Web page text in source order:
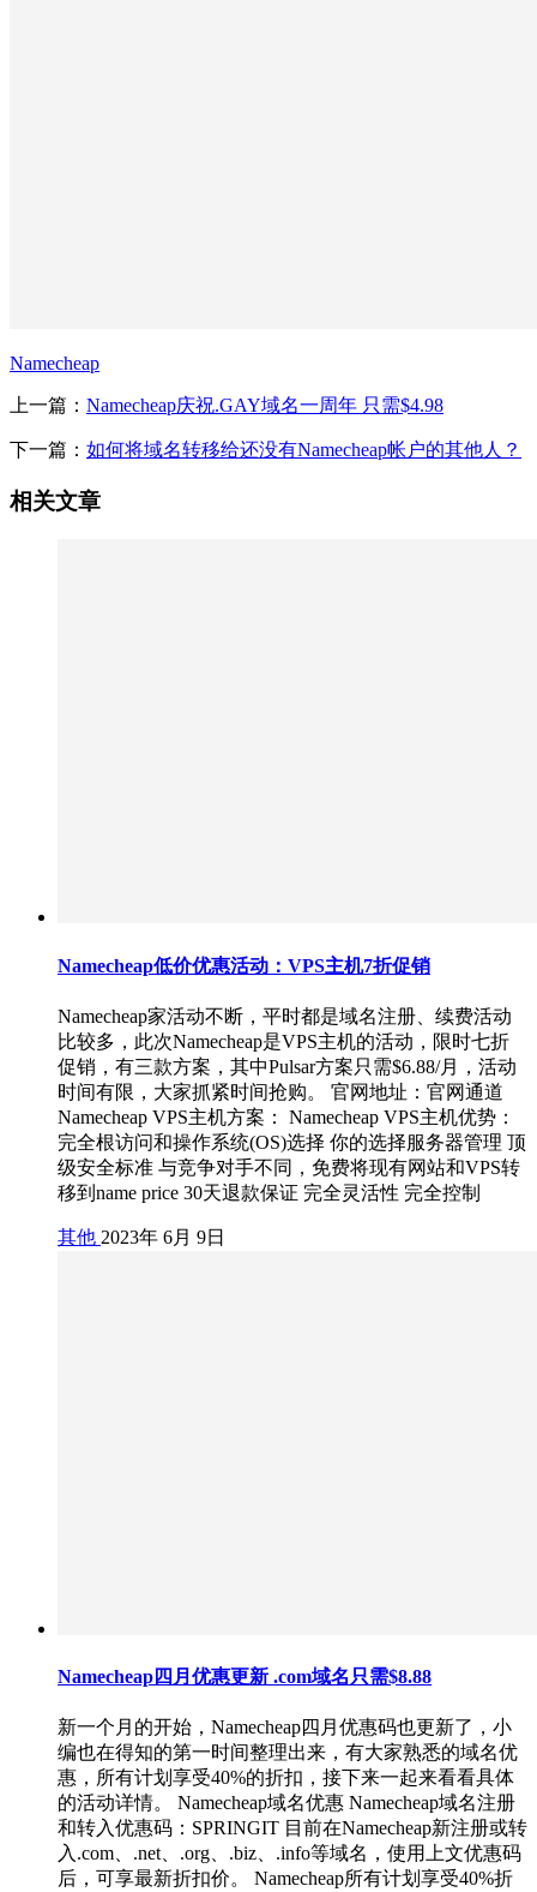
Namecheap
上一篇： Namecheap庆祝.GAY域名一周年 只需$4.98
下一篇： 如何将域名转移给还没有Namecheap帐户的其他人？
相关文章
Namecheap低价优惠活动：VPS主机7折促销
Namecheap家活动不断，平时都是域名注册、续费活动
比较多，此次Namecheap是VPS主机的活动，限时七折
促销，有三款方案，其中Pulsar方案只需$6.88/月，活动
时间有限，大家抓紧时间抢购。 官网地址：官网通道
Namecheap VPS主机方案： Namecheap VPS主机优势：
完全根访问和操作系统(OS)选择 你的选择服务器管理 顶
级安全标准 与竞争对手不同，免费将现有网站和VPS转
移到name price 30天退款保证 完全灵活性 完全控制
其他 2023年 6月 9日
Namecheap四月优惠更新 .com域名只需$8.88
新一个月的开始，Namecheap四月优惠码也更新了，小
编也在得知的第一时间整理出来，有大家熟悉的域名优
惠，所有计划享受40%的折扣，接下来一起来看看具体
的活动详情。 Namecheap域名优惠 Namecheap域名注册
和转入优惠码：SPRINGIT 目前在Namecheap新注册或转
入.com、.net、.org、.biz、.info等域名，使用上文优惠码
后，可享最新折扣价。 Namecheap所有计划享受40%折